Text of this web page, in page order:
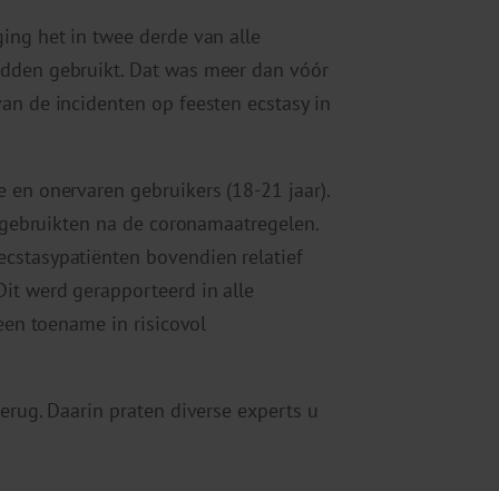
het in twee derde van alle
gebruikt. Dat was meer dan vóór
de incidenten op feesten ecstasy in
onervaren gebruikers (18-21 jaar).
na de coronamaatregelen.
bovendien relatief
werd gerapporteerd in alle
toename in risicovol
Daarin praten diverse experts u